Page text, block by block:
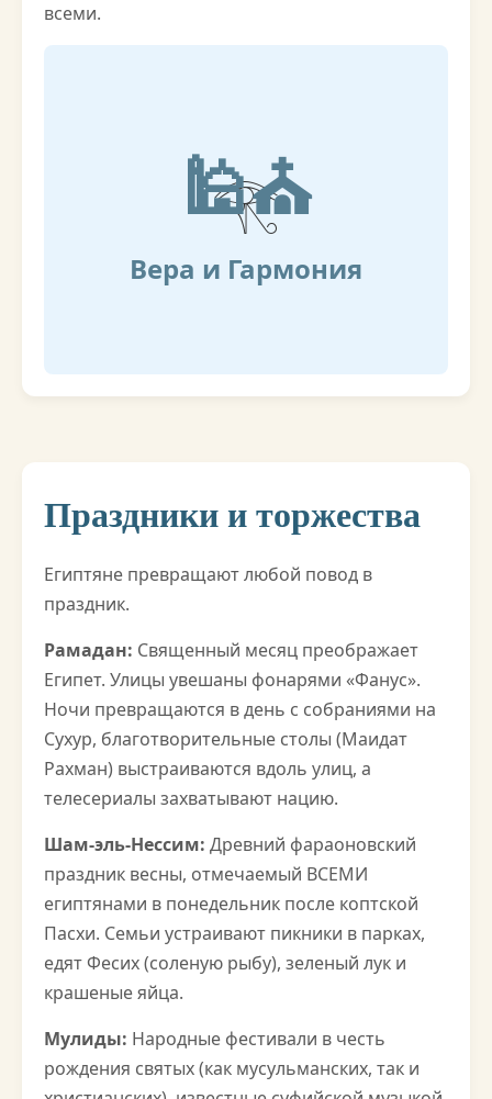
всеми.
🕌⛪
Вера и Гармония
Праздники и торжества
Египтяне превращают любой повод в
праздник.
Рамадан: Священный месяц преображает
Египет. Улицы увешаны фонарями «Фанус».
Ночи превращаются в день с собраниями на
Сухур, благотворительные столы (Маидат
Рахман) выстраиваются вдоль улиц, а
телесериалы захватывают нацию.
Шам-эль-Нессим: Древний фараоновский
праздник весны, отмечаемый ВСЕМИ
египтянами в понедельник после коптской
Пасхи. Семьи устраивают пикники в парках,
едят Фесих (соленую рыбу), зеленый лук и
крашеные яйца.
Мулиды: Народные фестивали в честь
рождения святых (как мусульманских, так и